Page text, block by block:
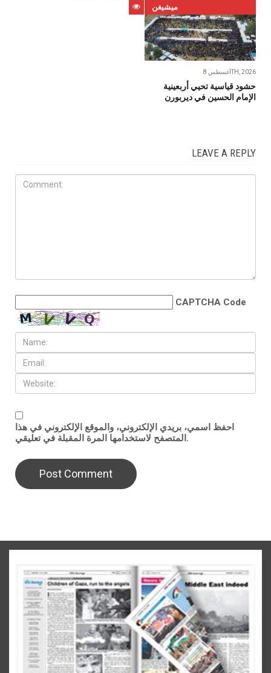
ميشيغن
أغسطس 8TH, 2026
حشود قياسية تحيي أربعينية
الإمام الحسين في ديربورن
LEAVE A REPLY
CAPTCHA Code
احفظ اسمي، بريدي الإلكتروني، والموقع الإلكتروني في هذا
المتصفح لاستخدامها المرة المقبلة في تعليقي.